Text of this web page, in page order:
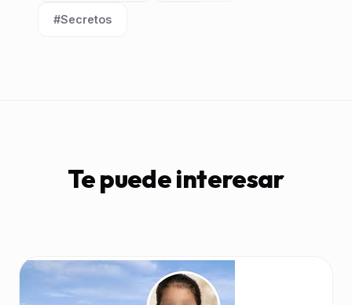
Etiqueta:
#Secretos
Te puede interesar